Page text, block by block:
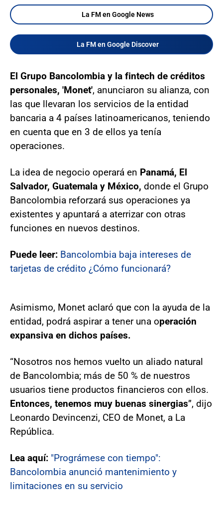
La FM en Google News
La FM en Google Discover
El Grupo Bancolombia y la fintech de créditos
personales, 'Monet', anunciaron su alianza, con
las que llevaran los servicios de la entidad
bancaria a 4 países latinoamericanos, teniendo
en cuenta que en 3 de ellos ya tenía
operaciones.
La idea de negocio operará en Panamá, El
Salvador, Guatemala y México, donde el Grupo
Bancolombia reforzará sus operaciones ya
existentes y apuntará a aterrizar con otras
funciones en nuevos destinos.
Puede leer: Bancolombia baja intereses de
tarjetas de crédito ¿Cómo funcionará?
Asimismo, Monet aclaró que con la ayuda de la
entidad, podrá aspirar a tener una operación
expansiva en dichos países.
“Nosotros nos hemos vuelto un aliado natural
de Bancolombia; más de 50 % de nuestros
usuarios tiene productos financieros con ellos.
Entonces, tenemos muy buenas sinergias”, dijo
Leonardo Devincenzi, CEO de Monet, a La
República.
Lea aquí: "Prográmese con tiempo":
Bancolombia anunció mantenimiento y
limitaciones en su servicio